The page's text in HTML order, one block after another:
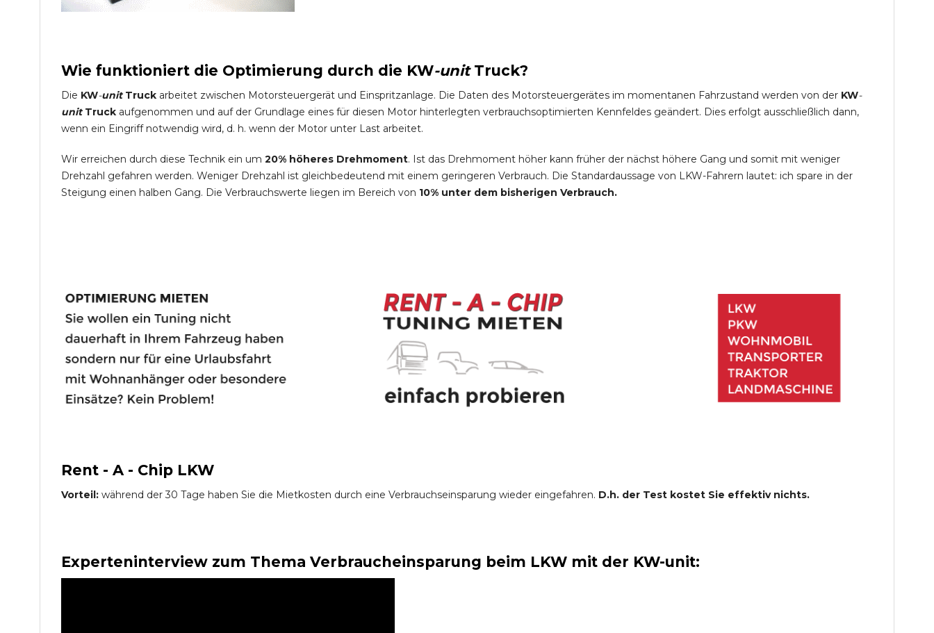
Wie funktioniert die Optimierung durch die KW-unit Truck?
Die KW-unit Truck arbeitet zwischen Motorsteuergerät und Einspritzanlage. Die Daten des Motorsteuergerätes im momentanen Fahrzustand werden von der KW-
unit Truck aufgenommen und auf der Grundlage eines für diesen Motor hinterlegten verbrauchsoptimierten Kennfeldes geändert. Dies erfolgt ausschließlich dann,
wenn ein Eingriff notwendig wird, d. h. wenn der Motor unter Last arbeitet.
Wir erreichen durch diese Technik ein um 20% höheres Drehmoment. Ist das Drehmoment höher kann früher der nächst höhere Gang und somit mit weniger
Drehzahl gefahren werden. Weniger Drehzahl ist gleichbedeutend mit einem geringeren Verbrauch. Die Standardaussage von LKW-Fahrern lautet: ich spare in der
Steigung einen halben Gang. Die Verbrauchswerte liegen im Bereich von 10% unter dem bisherigen Verbrauch.
Rent - A - Chip LKW
Vorteil: während der 30 Tage haben Sie die Mietkosten durch eine Verbrauchseinsparung wieder eingefahren. D.h. der Test kostet Sie effektiv nichts.
Experteninterview zum Thema Verbraucheinsparung beim LKW mit der KW-unit: